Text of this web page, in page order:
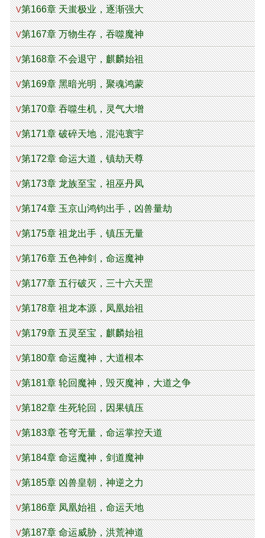
V第166章 天蚩极业，逐渐强大
V第167章 万物生存，吞噬魔神
V第168章 不会退守，麒麟始祖
V第169章 黑暗光明，聚魂鸿蒙
V第170章 吞噬生机，灵气大增
V第171章 破碎天地，混沌寰宇
V第172章 命运大道，镇劫天尊
V第173章 龙族至宝，祖巫丹凤
V第174章 玉京山鸿钧出手，凶兽量劫
V第175章 祖龙出手，镇压无量
V第176章 五色神剑，命运魔神
V第177章 五行破灭，三十六天罡
V第178章 祖龙本源，凤凰始祖
V第179章 五灵至宝，麒麟始祖
V第180章 命运魔神，大道根本
V第181章 轮回魔神，毁灭魔神，大道之争
V第182章 生死轮回，因果镇压
V第183章 苍穹无量，命运掌控天道
V第184章 命运魔神，剑道魔神
V第185章 凶兽皇朝，神逆之力
V第186章 凤凰始祖，命运天地
V第187章 命运威胁，洪荒神道